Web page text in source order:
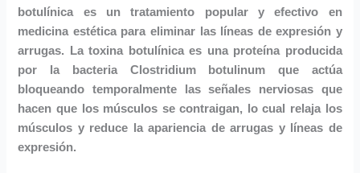
botulínica es un tratamiento popular y efectivo en
medicina estética para eliminar las líneas de expresión y
arrugas. La toxina botulínica es una proteína producida
por la bacteria Clostridium botulinum que actúa
bloqueando temporalmente las señales nerviosas que
hacen que los músculos se contraigan, lo cual relaja los
músculos y reduce la apariencia de arrugas y líneas de
expresión.